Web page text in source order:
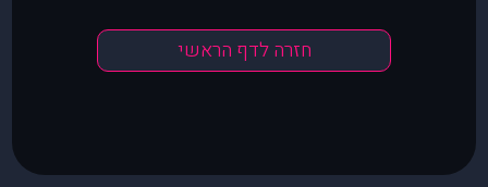
חזרה לדף הראשי